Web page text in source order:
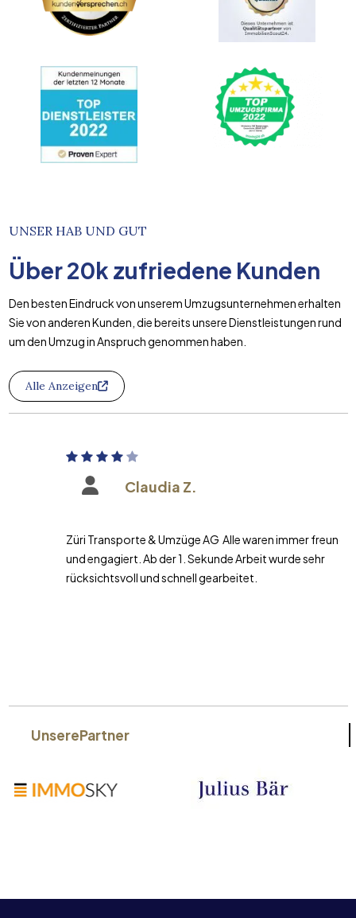
UNSER HAB UND GUT
Über20k zufriedene Kunden
Den besten Eindruck von unserem Umzugsunternehmen erhalten
Sie von anderen Kunden, die bereits unsere Dienstleistungen rund
um den Umzug in Anspruch genommen haben.
Alle Anzeigen
Claudia Z.
Züri Transporte & Umzüge AG Alle waren immer freundlich
und engagiert. Ab der 1. Sekunde Arbeit wurde sehr
rücksichtsvoll und schnell gearbeitet.
UnserePartner